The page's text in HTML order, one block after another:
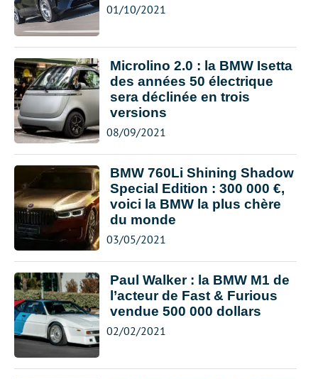
01/10/2021
Microlino 2.0 : la BMW Isetta
des années 50 électrique
sera déclinée en trois
versions
08/09/2021
BMW 760Li Shining Shadow
Special Edition : 300 000 €,
voici la BMW la plus chère
du monde
03/05/2021
Paul Walker : la BMW M1 de
l’acteur de Fast & Furious
vendue 500 000 dollars
02/02/2021